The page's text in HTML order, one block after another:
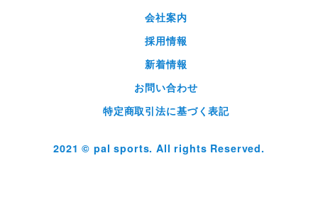
会社案内
採用情報
新着情報
お問い合わせ
特定商取引法に基づく表記
2021 © pal sports. All rights Reserved.